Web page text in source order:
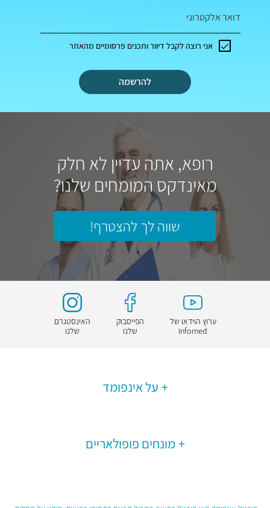
דואר אלקטרוני
להרשמה
אני רוצה לקבל דיוור ותכנים פרסומיים מהאתר
רופא, אתה עדיין לא חלק
מאינדקס המומחים שלנו?
שווה לך להצטרף!
ערוץ הוידאו של
Infomed
הפייסבוק
שלנו
האינסטגרם
שלנו
על אינפומד
מונחים פופולאריים